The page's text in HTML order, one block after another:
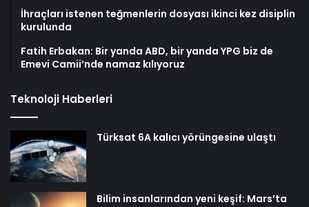
İhraçları istenen teğmenlerin dosyası ikinci kez disiplin
kurulunda
Fatih Erbakan: Bir yanda ABD, bir yanda YPG biz de
Emevi Camii’nde namaz kılıyoruz
Teknoloji Haberleri
Türksat 6A kalıcı yörüngesine ulaştı
Bilim insanlarından yeni keşif: Mars’ta